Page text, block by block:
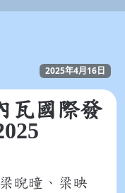
2025年4月16日
瓦國際發
晲曈、梁映